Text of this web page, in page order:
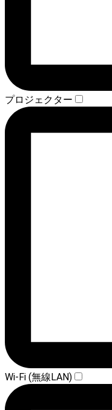
プロジェクター
Wi-Fi (無線LAN)